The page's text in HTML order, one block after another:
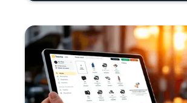
¿Por qué Treinta?